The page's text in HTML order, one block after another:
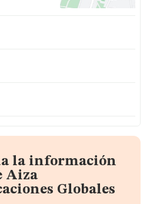
la información
Aiza
Globales